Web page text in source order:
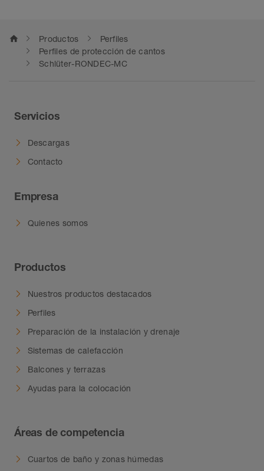
home Productos
Perfiles
Perfiles de protección de cantos
Schlüter-RONDEC-MC
Servicios
Descargas
Contacto
Empresa
Quienes somos
Productos
Nuestros productos destacados
Perfiles
Preparación de la instalación y drenaje
Sistemas de calefacción
Balcones y terrazas
Ayudas para la colocación
Áreas de competencia
Cuartos de baño y zonas húmedas